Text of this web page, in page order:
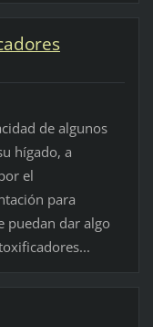
de algunos
hígado, a
el
para
puedan dar algo